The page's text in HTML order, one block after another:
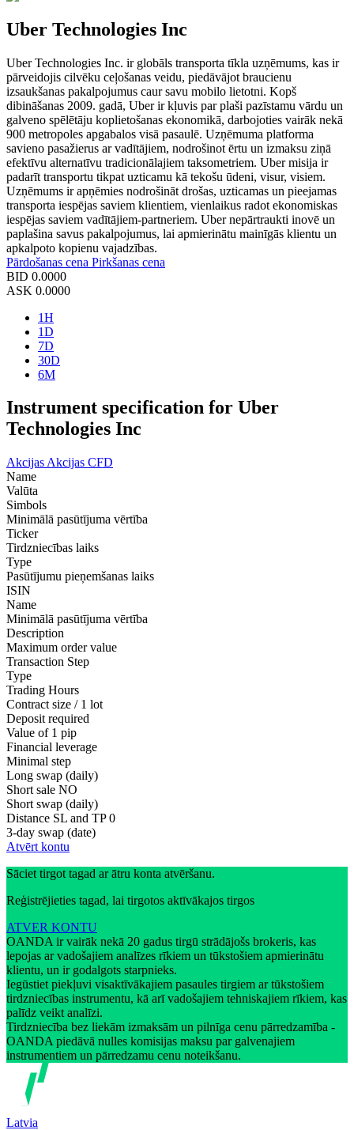
Uber Technologies Inc
Uber Technologies Inc. ir globāls transporta tīkla uzņēmums, kas ir
pārveidojis cilvēku ceļošanas veidu, piedāvājot braucienu
izsaukšanas pakalpojumus caur savu mobilo lietotni. Kopš
dibināšanas 2009. gadā, Uber ir kļuvis par plaši pazīstamu vārdu un
galveno spēlētāju koplietošanas ekonomikā, darbojoties vairāk nekā
900 metropoles apgabalos visā pasaulē. Uzņēmuma platforma
savieno pasažierus ar vadītājiem, nodrošinot ērtu un izmaksu ziņā
efektīvu alternatīvu tradicionālajiem taksometriem. Uber misija ir
padarīt transportu tikpat uzticamu kā tekošu ūdeni, visur, visiem.
Uzņēmums ir apņēmies nodrošināt drošas, uzticamas un pieejamas
transporta iespējas saviem klientiem, vienlaikus radot ekonomiskas
iespējas saviem vadītājiem-partneriem. Uber nepārtraukti inovē un
paplašina savus pakalpojumus, lai apmierinātu mainīgās klientu un
apkalpoto kopienu vajadzības.
Pārdošanas cena Pirkšanas cena
BID 0.0000
ASK 0.0000
1H
1D
7D
30D
6M
Instrument specification for Uber
Technologies Inc
Akcijas Akcijas CFD
Name
Valūta
Simbols
Minimālā pasūtījuma vērtība
Ticker
Tirdzniecības laiks
Type
Pasūtījumu pieņemšanas laiks
ISIN
Name
Minimālā pasūtījuma vērtība
Description
Maximum order value
Transaction Step
Type
Trading Hours
Contract size / 1 lot
Deposit required
Value of 1 pip
Financial leverage
Minimal step
Long swap (daily)
Short sale NO
Short swap (daily)
Distance SL and TP 0
3-day swap (date)
Atvērt kontu
Sāciet tirgot tagad ar ātru konta atvēršanu.
Reģistrējieties tagad, lai tirgotos aktīvākajos tirgos
ATVER KONTU
OANDA ir vairāk nekā 20 gadus tirgū strādājošs brokeris, kas
lepojas ar vadošajiem analīzes rīkiem un tūkstošiem apmierinātu
klientu, un ir godalgots starpnieks.
Iegūstiet piekļuvi visaktīvākajiem pasaules tirgiem ar tūkstošiem
tirdzniecības instrumentu, kā arī vadošajiem tehniskajiem rīkiem, kas
palīdz veikt analīzi.
Tirdzniecība bez liekām izmaksām un pilnīga cenu pārredzamība -
OANDA piedāvā nulles komisijas maksu par galvenajiem
instrumentiem un pārredzamu cenu noteikšanu.
Latvia